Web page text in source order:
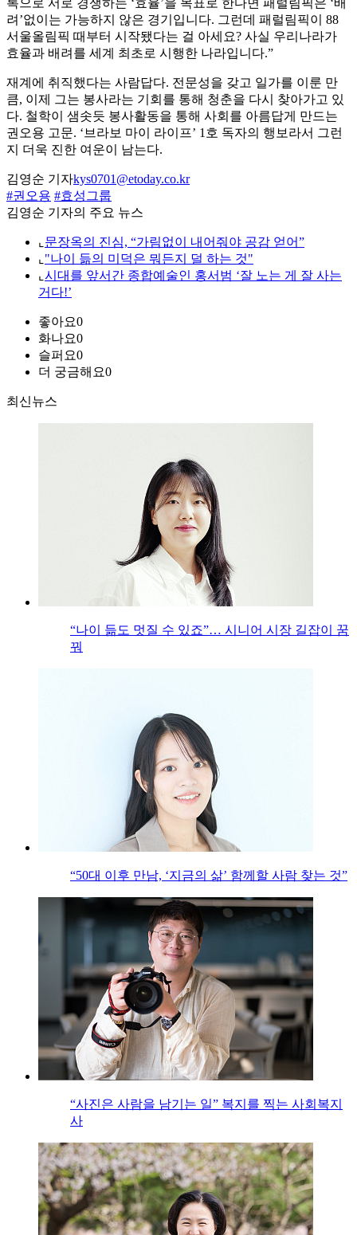
록으로 서로 경쟁하는 ‘효율’을 목표로 한다면 패럴림픽은 ‘배
려’없이는 가능하지 않은 경기입니다. 그런데 패럴림픽이 88
서울올림픽 때부터 시작됐다는 걸 아세요? 사실 우리나라가
효율과 배려를 세계 최초로 시행한 나라입니다.”
재계에 취직했다는 사람답다. 전문성을 갖고 일가를 이룬 만
큼, 이제 그는 봉사라는 기회를 통해 청춘을 다시 찾아가고 있
다. 철학이 샘솟듯 봉사활동을 통해 사회를 아름답게 만드는
권오용 고문. ‘브라보 마이 라이프’ 1호 독자의 행보라서 그런
지 더욱 진한 여운이 남는다.
김영순 기자kys0701@etoday.co.kr
#권오용 #효성그룹
김영순 기자의 주요 뉴스
⌞ 문장옥의 진심, “가림없이 내어줘야 공감 얻어”
⌞ "나이 듦의 미덕은 뭐든지 덜 하는 것"
⌞ 시대를 앞서간 종합예술인 홍서범 ‘잘 노는 게 잘 사는
거다!’
좋아요0
화나요0
슬퍼요0
더 궁금해요0
최신뉴스
“나이 듦도 멋질 수 있죠”… 시니어 시장 길잡이 꿈
꿔
“50대 이후 만남, ‘지금의 삶’ 함께할 사람 찾는 것”
“사진은 사람을 남기는 일” 복지를 찍는 사회복지
사